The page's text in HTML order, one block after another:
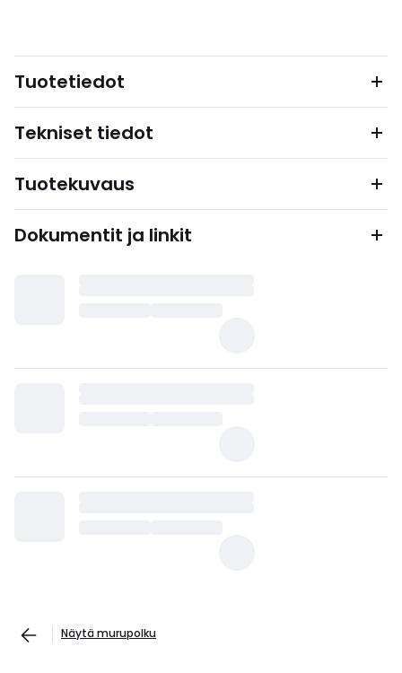
Tuotetiedot
Tekniset tiedot
Tuotekuvaus
Dokumentit ja linkit
Näytä murupolku